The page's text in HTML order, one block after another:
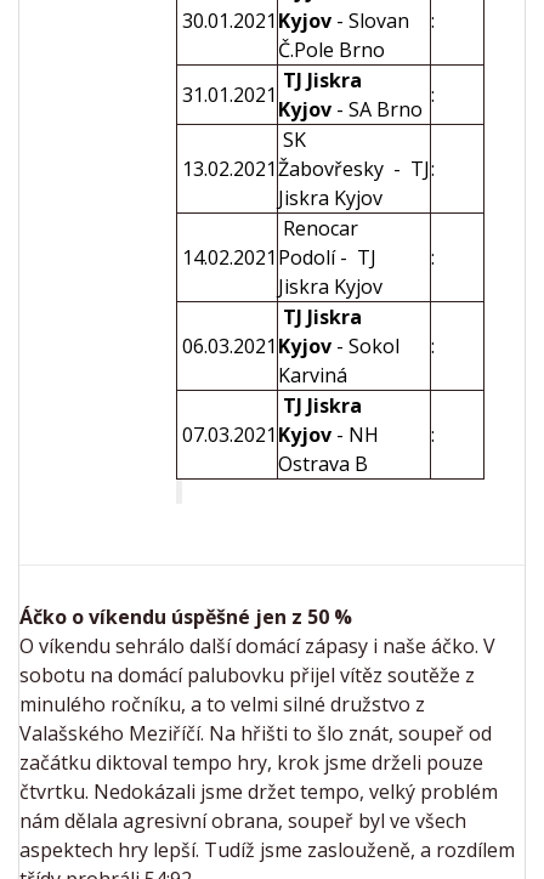
30.01.2021 Kyjov - Slovan
Č.Pole Brno
:
31.01.2021
TJ Jiskra
Kyjov - SA Brno
:
13.02.2021
SK
Žabovřesky - TJ
Jiskra Kyjov
:
14.02.2021
Renocar
Podolí - TJ
Jiskra Kyjov
:
06.03.2021
TJ Jiskra
Kyjov - Sokol
Karviná
:
07.03.2021
TJ Jiskra
Kyjov - NH
Ostrava B
:
Áčko o víkendu úspěšné jen z 50 %
O víkendu sehrálo další domácí zápasy i naše áčko. V
sobotu na domácí palubovku přijel vítěz soutěže z
minulého ročníku, a to velmi silné družstvo z
Valašského Meziříčí. Na hřišti to šlo znát, soupeř od
začátku diktoval tempo hry, krok jsme drželi pouze
čtvrtku. Nedokázali jsme držet tempo, velký problém
nám dělala agresivní obrana, soupeř byl ve všech
aspektech hry lepší. Tudíž jsme zaslouženě, a rozdílem